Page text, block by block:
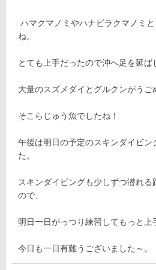
ハマクマノミやハナビラクマノミ
ね。
とても上手だったので沖へ足を延ば
大量のスズメダイとグルクンがうご
そこらじゅう魚でしたね！
午後は明日の予定のスキンダイビン
た。
スキンダイビングも少しずつ潜れる
ので、
明日一日がっつり練習してもっと上
今日も一日有難うございました～。